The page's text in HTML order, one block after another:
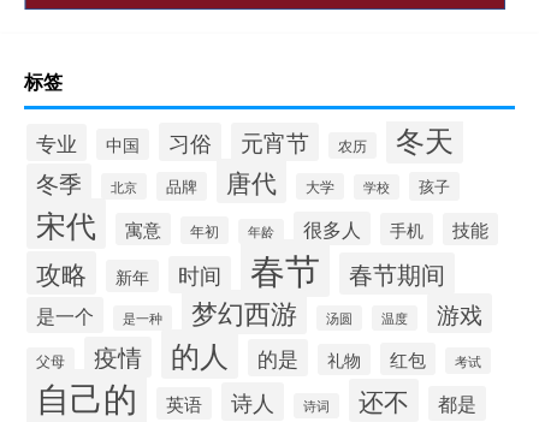
标签
专业 中国 习俗 元宵节 农历 冬天
冬季 北京 品牌 唐代 大学 学校 孩子
宋代 寓意 年初 年龄 很多人 手机 技能
攻略 新年 时间 春节 春节期间
是一个 是一种 梦幻西游 汤圆 温度 游戏
父母 疫情 的人 的是 礼物 红包 考试
自己的 英语 诗人 诗词 还不 都是